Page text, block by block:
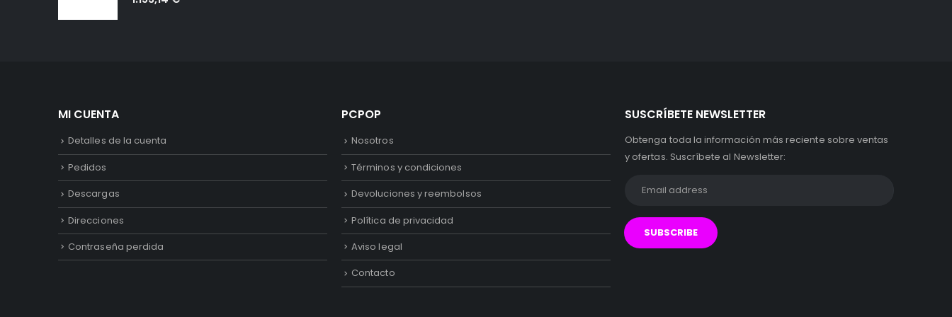
MI CUENTA
Detalles de la cuenta
Pedidos
Descargas
Direcciones
Contraseña perdida
PCPOP
Nosotros
Términos y condiciones
Devoluciones y reembolsos
Política de privacidad
Aviso legal
Contacto
SUSCRÍBETE NEWSLETTER
Obtenga toda la información más reciente sobre ventas
y ofertas. Suscríbete al Newsletter: